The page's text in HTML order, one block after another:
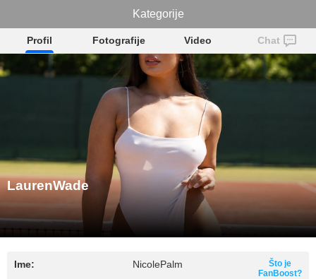
LaurenWade
Profil Fotografije Video Chat
LaurenWade
Ime: NicolePalm
Što je
FanBoost?
Kategorije